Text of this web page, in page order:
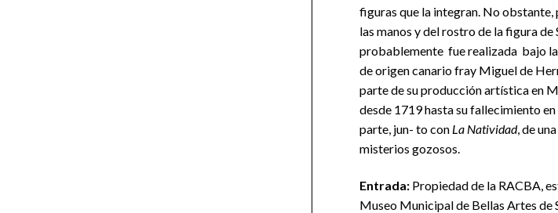
figuras que la integran. No
las manos y del rostro de la figura de
probablemente fue realizada bajo
de origen canario fray Miguel de
parte de su producción artística en
desde 1719 hasta su fallecimiento
parte, jun- to con La Natividad, de
misterios gozosos.
Entrada: Propiedad de la RACBA,
Museo Municipal de Bellas Artes de